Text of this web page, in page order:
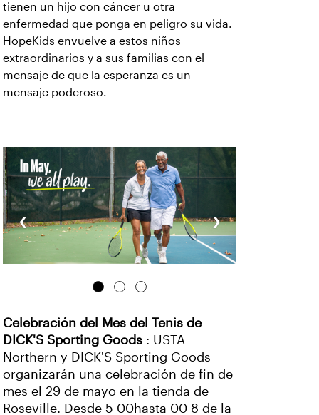
tienen un hijo con cáncer u otra
enfermedad que ponga en peligro su vida.
HopeKids envuelve a estos niños
extraordinarios y a sus familias con el
mensaje de que la esperanza es un
mensaje poderoso.
‹ ›
Celebración del Mes del Tenis de
DICK'S Sporting Goods : USTA
Northern y DICK'S Sporting Goods
organizarán una celebración de fin de
mes el 29 de mayo en la tienda de
Roseville. Desde 5 00hasta 00 8 de la